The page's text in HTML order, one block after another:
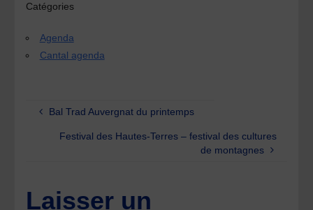
Catégories
Agenda
Cantal agenda
Bal Trad Auvergnat du printemps
Festival des Hautes-Terres – festival des cultures
de montagnes
Laisser un